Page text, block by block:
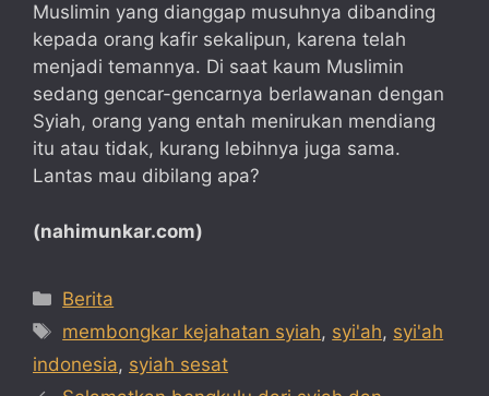
Muslimin yang dianggap musuhnya dibanding
kepada orang kafir sekalipun, karena telah
menjadi temannya. Di saat kaum Muslimin
sedang gencar-gencarnya berlawanan dengan
Syiah, orang yang entah menirukan mendiang
itu atau tidak, kurang lebihnya juga sama.
Lantas mau dibilang apa?
(nahimunkar.com)
Categories
Berita
Tags
membongkar kejahatan syiah, syi'ah, syi'ah
indonesia, syiah sesat